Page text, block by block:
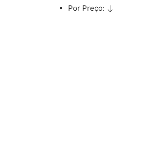
Por Preço: